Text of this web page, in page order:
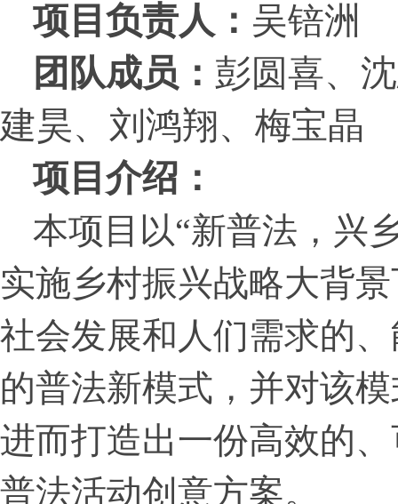
项目负责人： 吴锫洲
团队成员： 彭圆喜、
建昊、刘鸿翔、梅宝晶
项目介绍：
本项目以“新普法，兴
实施乡村振兴战略大背
社会发展和人们需求的
的普法新模式，并对该
进而打造出一份高效的
普法活动创意方案。